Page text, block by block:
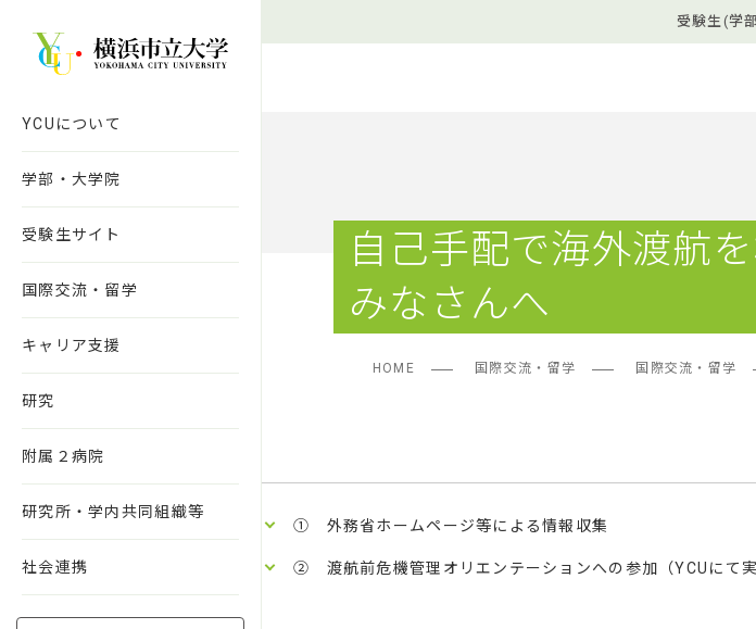
YCUについて
学部・大学院
受験生サイト
国際交流・留学
キャリア支援
研究
附属２病院
研究所・学内共同組織等
社会連携
受験生(学
自己手配で海外渡航
みなさんへ
HOME 国際交流・留学 国際交流・留学
① 外務省ホームページ等による情報収集
② 渡航前危機管理オリエンテーションへの参加（YCUにて実